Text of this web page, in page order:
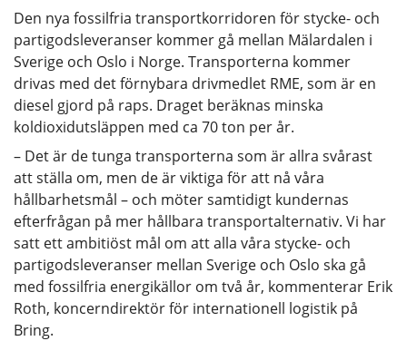
Den nya fossilfria transportkorridoren för stycke- och
partigodsleveranser kommer gå mellan Mälardalen i
Sverige och Oslo i Norge. Transporterna kommer
drivas med det förnybara drivmedlet RME, som är en
diesel gjord på raps. Draget beräknas minska
koldioxidutsläppen med ca 70 ton per år.
– Det är de tunga transporterna som är allra svårast
att ställa om, men de är viktiga för att nå våra
hållbarhetsmål – och möter samtidigt kundernas
efterfrågan på mer hållbara transportalternativ. Vi har
satt ett ambitiöst mål om att alla våra stycke- och
partigodsleveranser mellan Sverige och Oslo ska gå
med fossilfria energikällor om två år, kommenterar Erik
Roth, koncerndirektör för internationell logistik på
Bring.